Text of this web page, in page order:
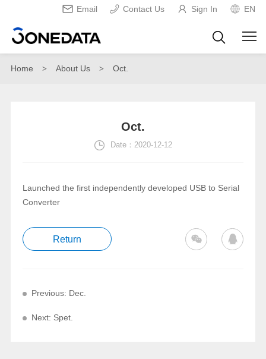
Email Contact Us Sign In EN
Home > About Us > Oct.
Oct.
Date：2020-12-12
Launched the first independently developed USB to Serial
Converter
Return
Previous: Dec.
Next: Spet.